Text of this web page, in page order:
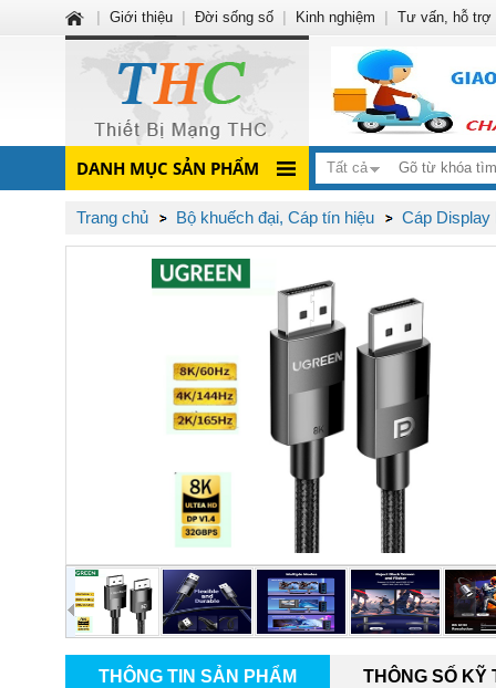
DANH MỤC SẢN PHẨM Tất cả
Trang chủ Bộ khuếch đại, Cáp tín hiệu Cáp Display
THÔNG TIN SẢN PHẨM THÔNG SỐ KỸ
Giới thiệu Đời sống số Kinh nghiệm Tư vấn, hỗ trợ